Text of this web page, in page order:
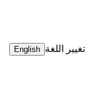
تغيير اللغة English